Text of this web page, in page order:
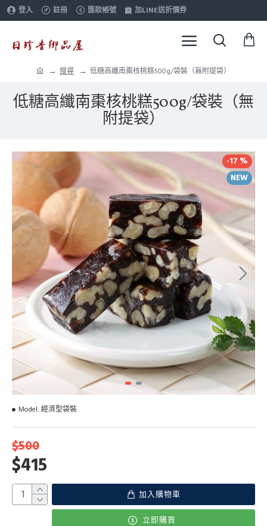
登入 註冊 匯款帳號 加LINE送折價券
搜尋 低糖高纖南棗核桃糕500g/袋裝（無附提袋）
低糖高纖南棗核桃糕500g/袋裝（無
附提袋）
NEW
-17 %
$415
$500
Model: 經濟型袋裝
加入購物車
立即購買